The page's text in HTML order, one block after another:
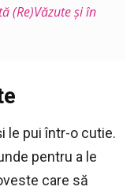
(Re)Văzute și în
le pui într-o cutie.
pentru a le
care să